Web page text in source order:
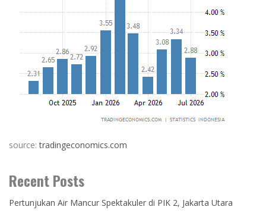
source:tradingeconomics.com
Recent Posts
Pertunjukan Air Mancur Spektakuler di PIK 2, Jakarta Utara